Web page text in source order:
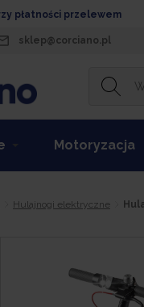
płatności przelewem
sklep@corciano.pl
Motoryzacja
Hulajnogi elektryczne